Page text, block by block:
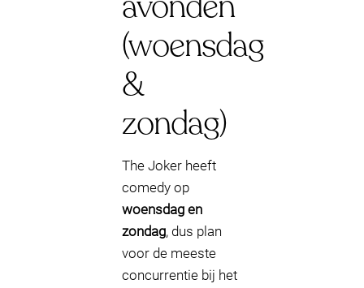
(woensdag
&
zondag)
The Joker heeft
comedy op
woensdag en
zondag, dus plan
voor de meeste
concurrentie bij het